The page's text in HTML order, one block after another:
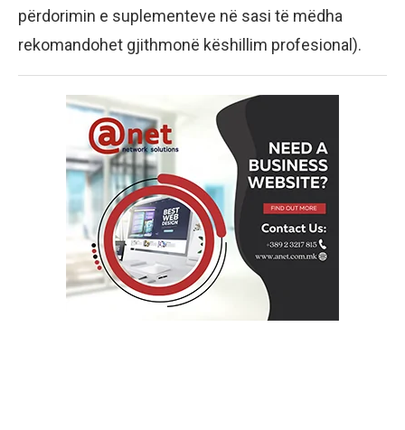
përdorimin e suplementeve në sasi të mëdha
rekomandohet gjithmonë këshillim profesional).